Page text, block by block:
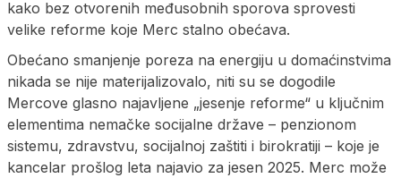
kako bez otvorenih međusobnih sporova sprovesti
velike reforme koje Merc stalno obećava.
Obećano smanjenje poreza na energiju u domaćinstvima
nikada se nije materijalizovalo, niti su se dogodile
Mercove glasno najavljene „jesenje reforme“ u ključnim
elementima nemačke socijalne države – penzionom
sistemu, zdravstvu, socijalnoj zaštiti i birokratiji – koje je
kancelar prošlog leta najavio za jesen 2025. Merc može